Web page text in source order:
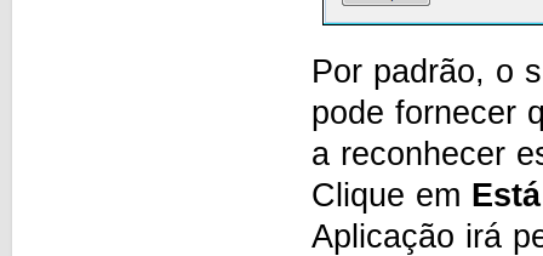
Por padrão, o
pode fornecer
a reconhecer
Clique em
Aplicação irá